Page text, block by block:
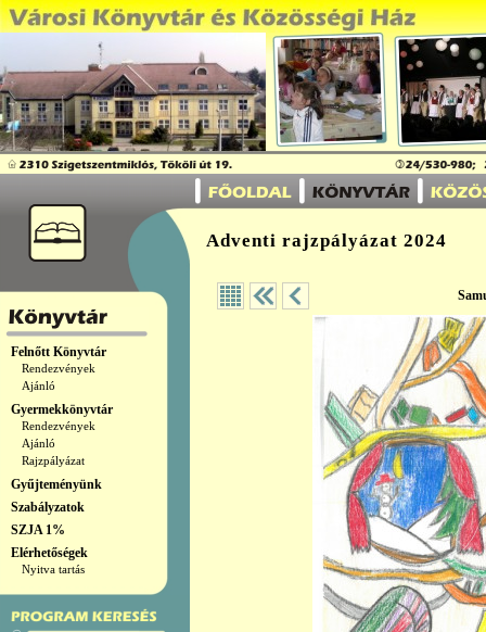
Felnőtt Könyvtár
Rendezvények
Ajánló
Gyermekkönyvtár
Rendezvények
Ajánló
Rajzpályázat
Gyűjteményünk
Szabályzatok
SZJA 1%
Elérhetőségek
Nyitva tartás
Adventi rajzpályázat 2024